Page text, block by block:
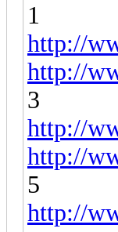
1
http://
http://
3
http://
http://
5
http://